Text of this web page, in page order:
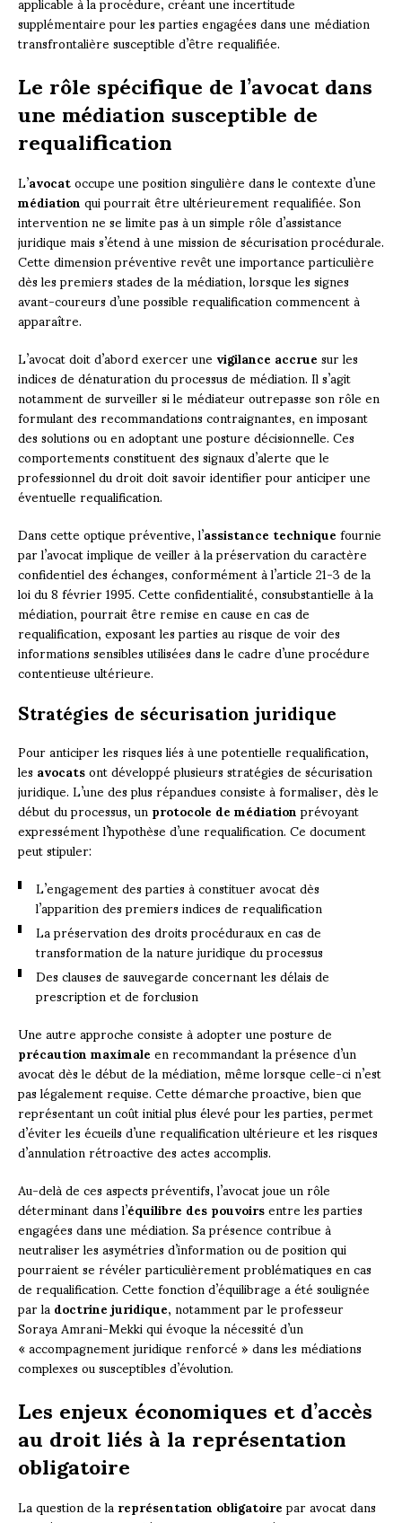
supplémentaire pour les parties engagées dans une médiation
transfrontalière susceptible d’être requalifiée.
Le rôle spécifique de l’avocat dans
une médiation susceptible de
requalification
L’avocatoccupe une position singulière dans le contexte d’une
médiationqui pourrait être ultérieurement requalifiée. Son
intervention ne se limite pas à un simple rôle d’assistance
juridique mais s’étend à une mission de sécurisation procédurale.
Cette dimension préventive revêt une importance particulière
dès les premiers stades de la médiation, lorsque les signes
avant-coureurs d’une possible requalification commencent à
apparaître.
L’avocat doit d’abord exercer unevigilance accruesur les
indices de dénaturation du processus de médiation. Il s’agit
notamment de surveiller si le médiateur outrepasse son rôle en
formulant des recommandations contraignantes, en imposant
des solutions ou en adoptant une posture décisionnelle. Ces
comportements constituent des signaux d’alerte que le
professionnel du droit doit savoir identifier pour anticiper une
éventuelle requalification.
Dans cette optique préventive, l’assistance techniquefournie
par l’avocat implique de veiller à la préservation du caractère
confidentiel des échanges, conformément à l’article 21-3 de la
loi du 8 février 1995. Cette confidentialité, consubstantielle à la
médiation, pourrait être remise en cause en cas de
requalification, exposant les parties au risque de voir des
informations sensibles utilisées dans le cadre d’une procédure
contentieuse ultérieure.
Stratégies de sécurisation juridique
Pour anticiper les risques liés à une potentielle requalification,
lesavocatsont développé plusieurs stratégies de sécurisation
juridique. L’une des plus répandues consiste à formaliser, dès le
début du processus, unprotocole de médiationprévoyant
expressément l’hypothèse d’une requalification. Ce document
peut stipuler:
L’engagement des parties à constituer avocat dès
l’apparition des premiers indices de requalification
La préservation des droits procéduraux en cas de
transformation de la nature juridique du processus
Des clauses de sauvegarde concernant les délais de
prescription et de forclusion
Une autre approche consiste à adopter une posture de
précaution maximaleen recommandant la présence d’un
avocat dès le début de la médiation, même lorsque celle-ci n’est
pas légalement requise. Cette démarche proactive, bien que
représentant un coût initial plus élevé pour les parties, permet
d’éviter les écueils d’une requalification ultérieure et les risques
d’annulation rétroactive des actes accomplis.
Au-delà de ces aspects préventifs, l’avocat joue un rôle
déterminant dans l’équilibre des pouvoirsentre les parties
engagées dans une médiation. Sa présence contribue à
neutraliser les asymétries d’information ou de position qui
pourraient se révéler particulièrement problématiques en cas
de requalification. Cette fonction d’équilibrage a été soulignée
par ladoctrine juridique, notamment par le professeur
Soraya Amrani-Mekki qui évoque la nécessité d’un
« accompagnement juridique renforcé » dans les médiations
complexes ou susceptibles d’évolution.
Les enjeux économiques et d’accès
au droit liés à la représentation
obligatoire
La question de lareprésentation obligatoirepar avocat dans